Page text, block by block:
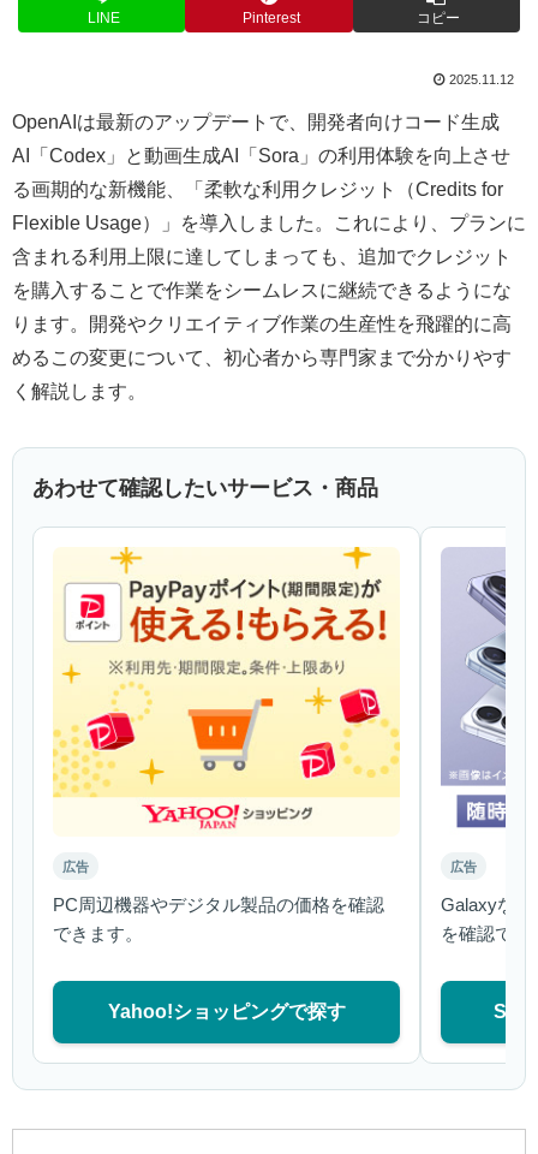
LINE Pinterest コピー
2025.11.12
OpenAIは最新のアップデートで、開発者向けコード生成
AI「Codex」と動画生成AI「Sora」の利用体験を向上させ
る画期的な新機能、「柔軟な利用クレジット（Credits for
Flexible Usage）」を導入しました。これにより、プランに
含まれる利用上限に達してしまっても、追加でクレジット
を購入することで作業をシームレスに継続できるようにな
ります。開発やクリエイティブ作業の生産性を飛躍的に高
めるこの変更について、初心者から専門家まで分かりやす
く解説します。
あわせて確認したいサービス・商品
広告
PC周辺機器やデジタル製品の価格を確認
できます。
Yahoo!ショッピングで探す
広告
Galaxyなど
を確認でき